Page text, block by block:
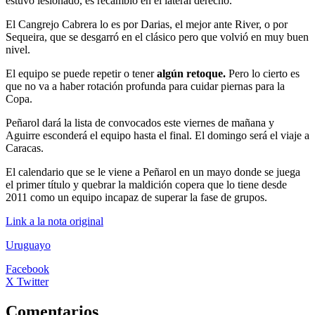
El Cangrejo Cabrera lo es por Darias, el mejor ante River, o por
Sequeira, que se desgarró en el clásico pero que volvió en muy buen
nivel.
El equipo se puede repetir o teneralgún retoque. Pero lo cierto es
que no va a haber rotación profunda para cuidar piernas para la
Copa.
Peñarol dará la lista de convocados este viernes de mañana y
Aguirre esconderá el equipo hasta el final. El domingo será el viaje a
Caracas.
El calendario que se le viene a Peñarol en un mayo donde se juega
el primer título y quebrar la maldición copera que lo tiene desde
2011 como un equipo incapaz de superar la fase de grupos.
Link a la nota original
Uruguayo
Facebook
X Twitter